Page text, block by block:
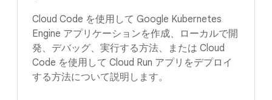
Cloud Code を使用して Google Kubernetes
Engine アプリケーションを作成、ローカルで開
発、デバッグ、実行する方法、または Cloud
Code を使用して Cloud Run アプリをデプロイ
する方法について説明します。